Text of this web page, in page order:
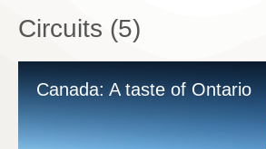
Circuits (5)
Canada: A taste of Ontario